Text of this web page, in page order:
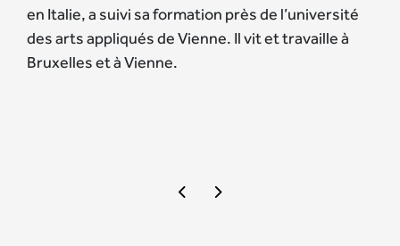
en Italie, a suivi sa formation près de l’université
des arts appliqués de Vienne. Il vit et travaille à
Bruxelles et à Vienne.